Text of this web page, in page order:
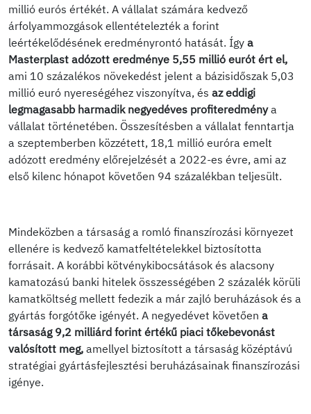
millió eurós értékét. A vállalat számára kedvező
árfolyammozgások ellentételezték a forint
leértékelődésének eredményrontó hatását. Így a
Masterplast adózott eredménye 5,55 millió eurót ért el,
ami 10 százalékos növekedést jelent a bázisidőszak 5,03
millió euró nyereségéhez viszonyítva, és az eddigi
legmagasabb harmadik negyedéves profiteredménya
vállalat történetében. Összesítésben a vállalat fenntartja
a szeptemberben közzétett, 18,1 millió euróra emelt
adózott eredmény előrejelzését a 2022-es évre, ami az
első kilenc hónapot követően 94 százalékban teljesült.
Mindeközben a társaság a romló finanszírozási környezet
ellenére is kedvező kamatfeltételekkel biztosította
forrásait. A korábbi kötvénykibocsátások és alacsony
kamatozású banki hitelek összességében 2 százalék körüli
kamatköltség mellett fedezik a már zajló beruházások és a
gyártás forgótőke igényét. A negyedévet követően a
társaság 9,2 milliárd forint értékű piaci tőkebevonást
valósított meg, amellyel biztosított a társaság középtávú
stratégiai gyártásfejlesztési beruházásainak finanszírozási
igénye.